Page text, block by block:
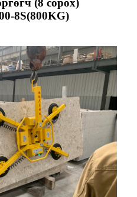
(8 сорох)
8S(800KG)